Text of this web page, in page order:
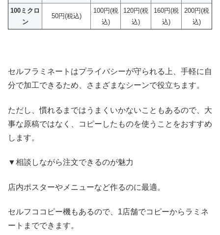
100ミクロ
ン
50円(税込)
100円(税
込)
120円(税
込)
160円(税
込)
200円(税
込)
セルフラミネートはプライバシーが守られる上、手軽に自
分で加工できるため、さまざまなシーンで役立ちます。
ただし、慣れるまではうまくいかないこともあるので、大
事な原稿ではなく、コピーしたものを使うことをおすすめ
します。
▼相談しながら注文できるのが魅力
店内ポスターやメニューなど作るのに最適。
セルフココピー機もあるので、1店舗でコピーからラミネ
ートまでできます。